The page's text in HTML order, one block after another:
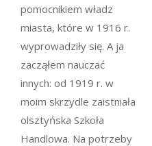
pomocnikiem władz
miasta, które w 1916 r.
wyprowadziły się. A ja
zacząłem nauczać
innych: od 1919 r. w
moim skrzydle zaistniała
olsztyńska Szkoła
Handlowa. Na potrzeby